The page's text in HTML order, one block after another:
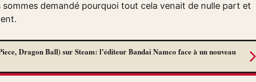
demandé pourquoi tout cela venait de nulle part et
Dragon Ball) sur Steam: l’éditeur Bandai Namco face à un nouveau